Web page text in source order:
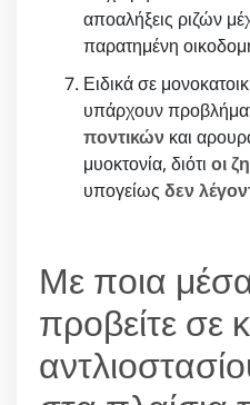
αποαλήξεις ριζών
παρατημένη
Ειδικά σε
υπάρχουν
ποντικών και
μυοκτονία, διότι οι
υπογείως δεν
Με ποια
προβείτε σε